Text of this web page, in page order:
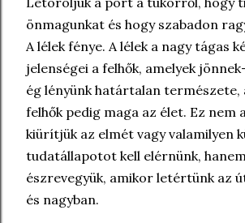
önmagunkat és hogy szabadon
A lélek fénye. A lélek a nagy tágas
jelenségei a felhők, amelyek
ég lényünk határtalan természete,
felhők pedig maga az élet. Ez nem
kiürítjük az elmét vagy valamilyen
tudatállapotot kell elérnünk,
észrevegyük, amikor letértünk az
és nagyban.